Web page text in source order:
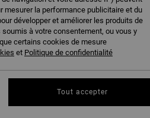
mesurer la performance publicitaire et du
développer et améliorer les produits de
à votre consentement, ou vous y
certains cookies de mesure
et Politique de confidentialité
Tout accepter